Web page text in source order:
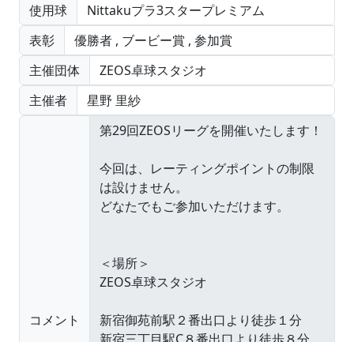
使用球
Nittakuプラ3スタープレミアム
表彰
優勝者 , ブービー賞 , 参加賞
主催団体
ZEOS卓球スタジオ
主催者
星野 里紗
コメント